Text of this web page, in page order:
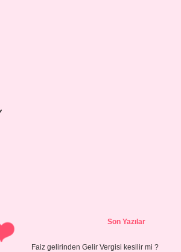
SidebarSon Yazılar
Faiz gelirinden Gelir Vergisi kesilir mi ?